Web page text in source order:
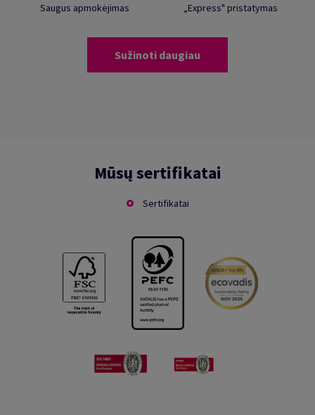
Saugus apmokėjimas „Express" pristatymas
Sužinoti daugiau
Mūsų sertifikatai
Sertifikatai